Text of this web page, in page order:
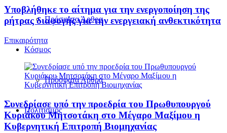
Πρόσφατα Άρθρα
Κόσμος
Πρόσφατα Άρθρα
Πολιτισμός
Υποβλήθηκε το αίτημα για την ενεργοποίηση της
ρήτρας διαφυγής για την ενεργειακή ανθεκτικότητα
Επικαιρότητα
Συνεδρίασε υπό την προεδρία του Πρωθυπουργού
Κυριάκου Μητσοτάκη στο Μέγαρο Μαξίμου η
Κυβερνητική Επιτροπή Βιομηχανίας